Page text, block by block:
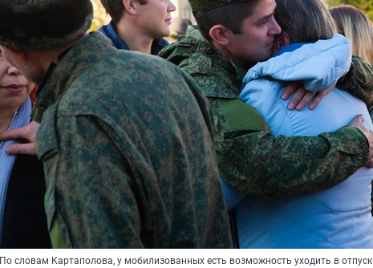
По словам Картаполова, у мобилизованных есть возможность уходить в отпуск